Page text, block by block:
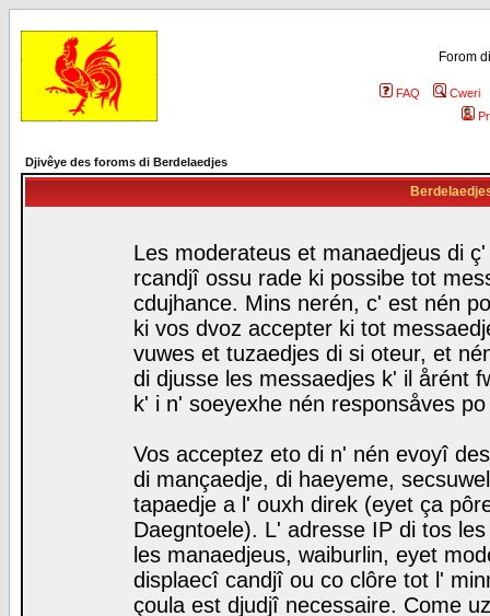
Forom
FAQ
Cweri
Djivêye des foroms di Berdelaedjes
Les moderateus et manaedjeus di
rcandjî ossu rade ki possibe tot
cdujhance. Mins nerén, c' est nén
ki vos dvoz accepter ki tot
vuwes et tuzaedjes di si oteur, et
di djusse les messaedjes k' il årént
k' i n' soeyexhe nén responsåves
Vos acceptez eto di n' nén evoyî
di mançaedje, di haeyeme,
tapaedje a l' ouxh direk (eyet ça
Daegntoele). L' adresse IP di tos
les manaedjeus, waiburlin, eyet
displaecî candjî ou co clôre tot l'
çoula est djudjî necessaire. Come